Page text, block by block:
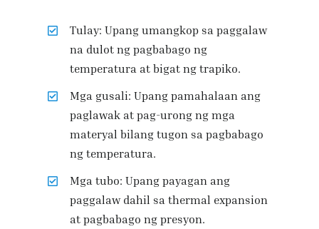
Tulay: Upang umangkop sa paggalaw
na dulot ng pagbabago ng
temperatura at bigat ng trapiko.
Mga gusali: Upang pamahalaan ang
paglawak at pag-urong ng mga
materyal bilang tugon sa pagbabago
ng temperatura.
Mga tubo: Upang payagan ang
paggalaw dahil sa thermal expansion
at pagbabago ng presyon.